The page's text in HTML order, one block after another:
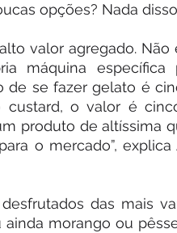
opções? Nada
valor agregado.
máquina
de se fazer gelato é
custard, o valor é
produto de altíssima
o mercado”,
das mais
morango ou